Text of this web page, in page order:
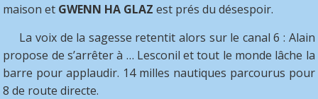
maison et GWENN HA GLAZ est prés du désespoir.
La voix de la sagesse retentit alors sur le canal 6 : Alain
propose de s’arrêter à … Lesconil et tout le monde lâche la
barre pour applaudir. 14 milles nautiques parcourus pour
8 de route directe.